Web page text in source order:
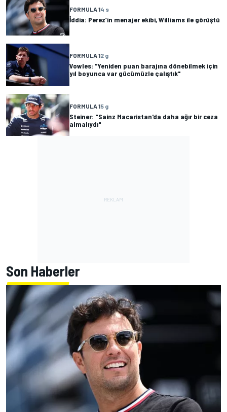
FORMULA 14 s
İddia: Perez’in menajer ekibi, Williams ile görüştü
FORMULA 12 g
Vowles: “Yeniden puan barajına dönebilmek için
yıl boyunca var gücümüzle çalıştık"
FORMULA 15 g
Steiner: "Sainz Macaristan'da daha ağır bir ceza
almalıydı"
Son Haberler